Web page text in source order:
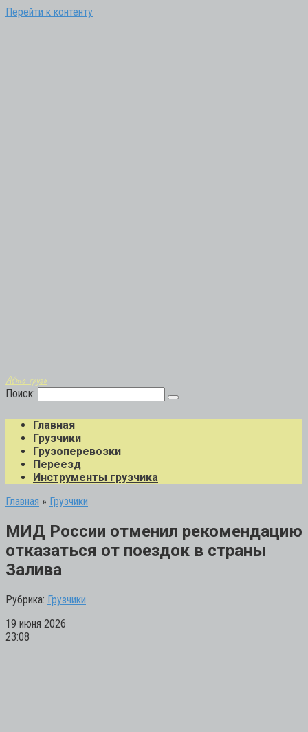
Перейти к контенту
Авто-грузо
Поиск:
Главная
Грузчики
Грузоперевозки
Переезд
Инструменты грузчика
Главная » Грузчики
МИД России отменил рекомендацию
отказаться от поездок в страны
Залива
Рубрика: Грузчики
19 июня 2026
23:08